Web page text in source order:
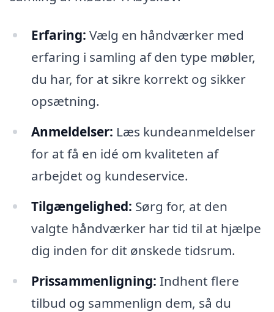
Erfaring: Vælg en håndværker med
erfaring i samling af den type møbler,
du har, for at sikre korrekt og sikker
opsætning.
Anmeldelser: Læs kundeanmeldelser
for at få en idé om kvaliteten af
arbejdet og kundeservice.
Tilgængelighed: Sørg for, at den
valgte håndværker har tid til at hjælpe
dig inden for dit ønskede tidsrum.
Prissammenligning: Indhent flere
tilbud og sammenlign dem, så du